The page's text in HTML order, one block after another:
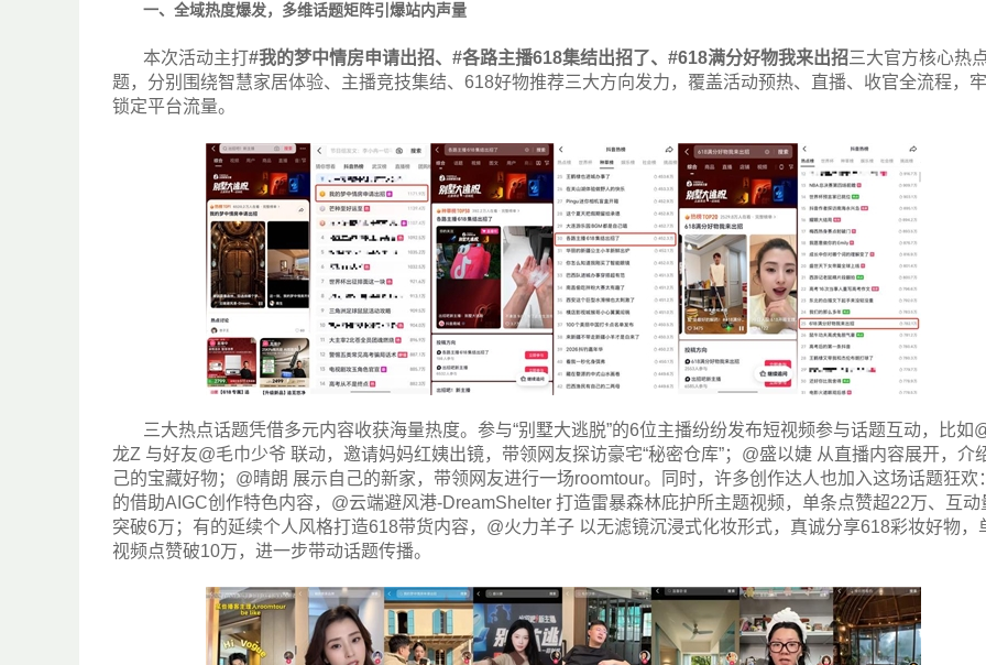
一、全域热度爆发，多维话题矩阵引爆站内声量
本次活动主打#我的梦中情房申请出招、 #各路主播618集结出招了、 #618满分好物我来出招三大官方核心热
题，分别围绕智慧家居体验、主播竞技集结、618好物推荐三大方向发力，覆盖活动预热、直播、收官全流程，
锁定平台流量。
三大热点话题凭借多元内容收获海量热度。参与“别墅大逃脱”的6位主播纷纷发布短视频参与话题互动，比如
龙Z 与好友@毛巾少爷 联动，邀请妈妈红姨出镜，带领网友探访豪宅“秘密仓库”；@盛以婕 从直播内容展开，介
己的宝藏好物；@晴朗 展示自己的新家，带领网友进行一场roomtour。同时，许多创作达人也加入这场话题狂欢
的借助AIGC创作特色内容，@云端避风港-DreamShelter 打造雷暴森林庇护所主题视频，单条点赞超22万、互动
突破6万；有的延续个人风格打造618带货内容，@火力羊子 以无滤镜沉浸式化妆形式，真诚分享618彩妆好物，
视频点赞破10万，进一步带动话题传播。